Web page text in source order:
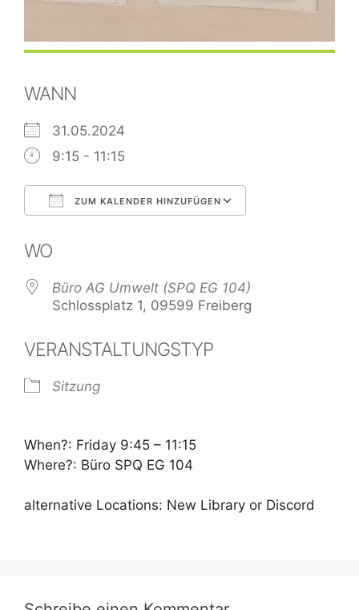
WANN
31.05.2024
9:15 - 11:15
ZUM KALENDER HINZUFÜGEN
WO
Büro AG Umwelt (SPQ EG 104)
Schlossplatz 1, 09599 Freiberg
VERANSTALTUNGSTYP
Sitzung
When?: Friday 9:45 – 11:15
Where?: Büro SPQ EG 104
alternative Locations: New Library or Discord